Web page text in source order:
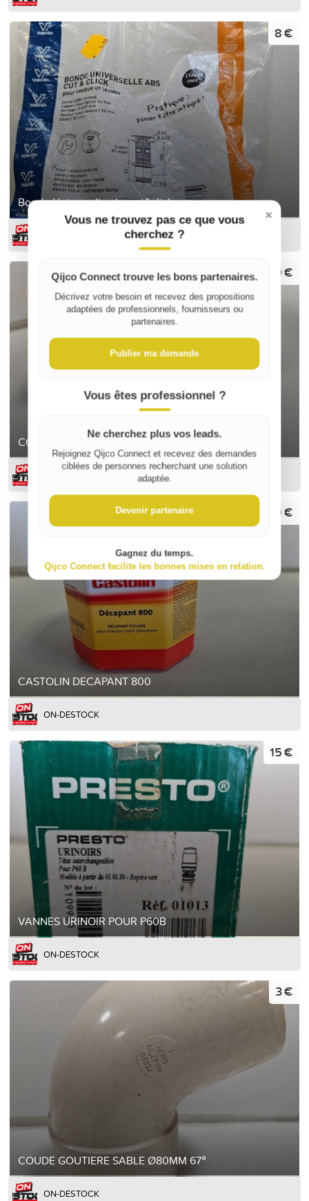
Bonde Universelle abs cut&click
8 €
COLLIERS DOUBLES TARAUDAGE 7X150 TUBE 16MM
5,50 €
CASTOLIN DECAPANT 800
17,99 €
ON-DESTOCK
VANNES URINOIR POUR P60B
15 €
ON-DESTOCK
COUDE GOUTIERE SABLE Ø80MM 67°
3 €
ON-DESTOCK
×
Vous ne trouvez pas ce que vous
cherchez ?
Qijco Connect trouve les bons partenaires.
Décrivez votre besoin et recevez des propositions
adaptées de professionnels, fournisseurs ou
partenaires.
Publier ma demande
Vous êtes professionnel ?
Ne cherchez plus vos leads.
Rejoignez Qijco Connect et recevez des demandes
ciblées de personnes recherchant une solution
adaptée.
Devenir partenaire
Gagnez du temps.
Qijco Connect facilite les bonnes mises en relation.